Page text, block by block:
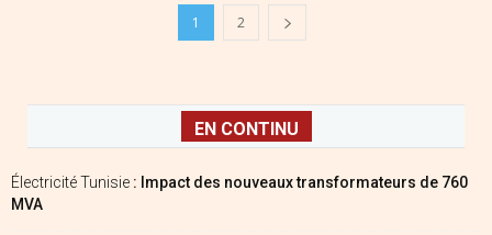
1 2
EN CONTINU
Électricité Tunisie : Impact des nouveaux transformateurs de 760
MVA